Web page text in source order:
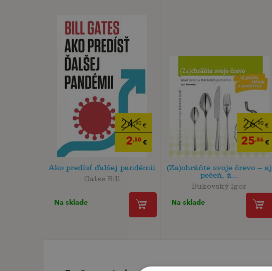
24,90 €
2,50 €
Ako predísť ďalšej pandémii
Gates Bill
Na sklade
26,90 €
25,56 €
(Za)chráňte svoje črevo – aj
pečeň, ž...
Bukovský Igor
Na sklade